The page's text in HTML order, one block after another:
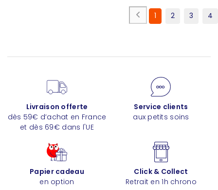
1 2 3 4
Livraison offerte
dès 59€ d’achat en France
et dès 69€ dans l'UE
Service clients
aux petits soins
Papier cadeau
en option
Click & Collect
Retrait en 1h chrono